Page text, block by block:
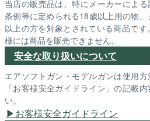
当店の販売品は、特にメーカーによ
条例等に定められる18歳以上用の物
以上の方を対象とされている商品で
様には商品を販売できません。
安全な取り扱いについて
エアソフトガン・モデルガンは使用方
「お客様安全ガイドライン」の記載
い。
お客様安全ガイドライン